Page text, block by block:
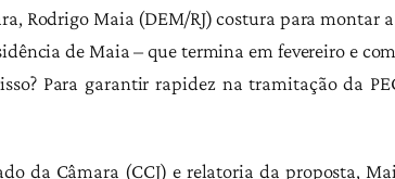
Rodrigo Maia (DEM/RJ) costura para montar
de Maia – que termina em fevereiro e
Para garantir rapidez na tramitação da
da Câmara (CCJ) e relatoria da proposta,